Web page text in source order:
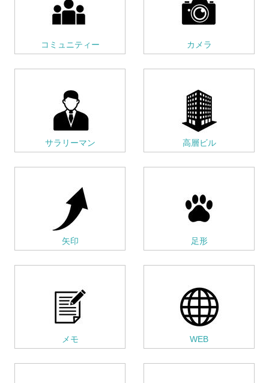
コミュニティー カメラ
サラリーマン 高層ビル
矢印 足形
メモ WEB